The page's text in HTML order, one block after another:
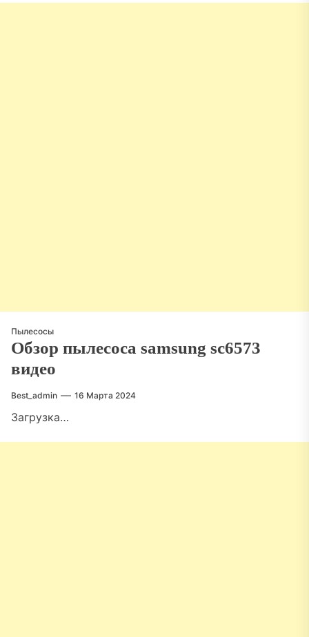
Пылесосы
Обзор пылесоса samsung sc6573
видео
Best_admin 16 Марта 2024
Загрузка…